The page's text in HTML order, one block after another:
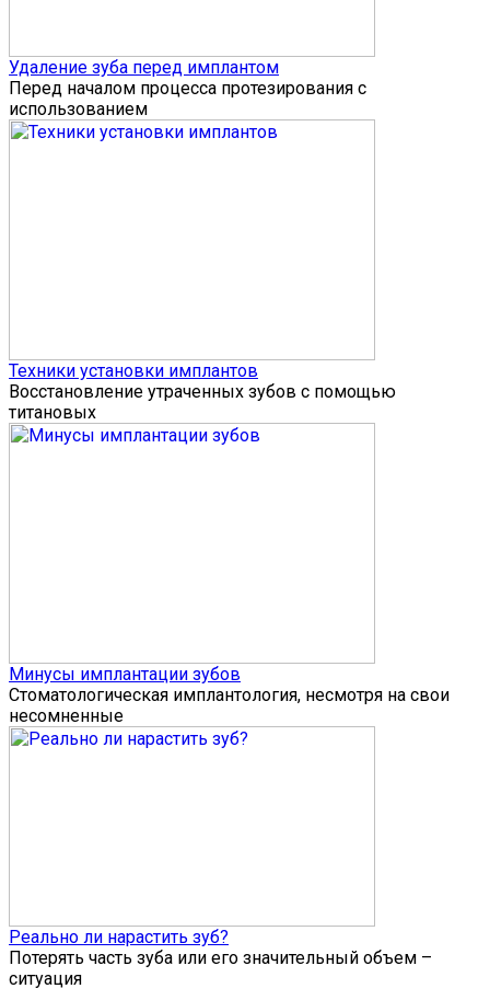
Удаление зуба перед имплантом
Перед началом процесса протезирования с
использованием
Техники установки имплантов
Восстановление утраченных зубов с помощью
титановых
Минусы имплантации зубов
Стоматологическая имплантология, несмотря на свои
несомненные
Реально ли нарастить зуб?
Потерять часть зуба или его значительный объем –
ситуация